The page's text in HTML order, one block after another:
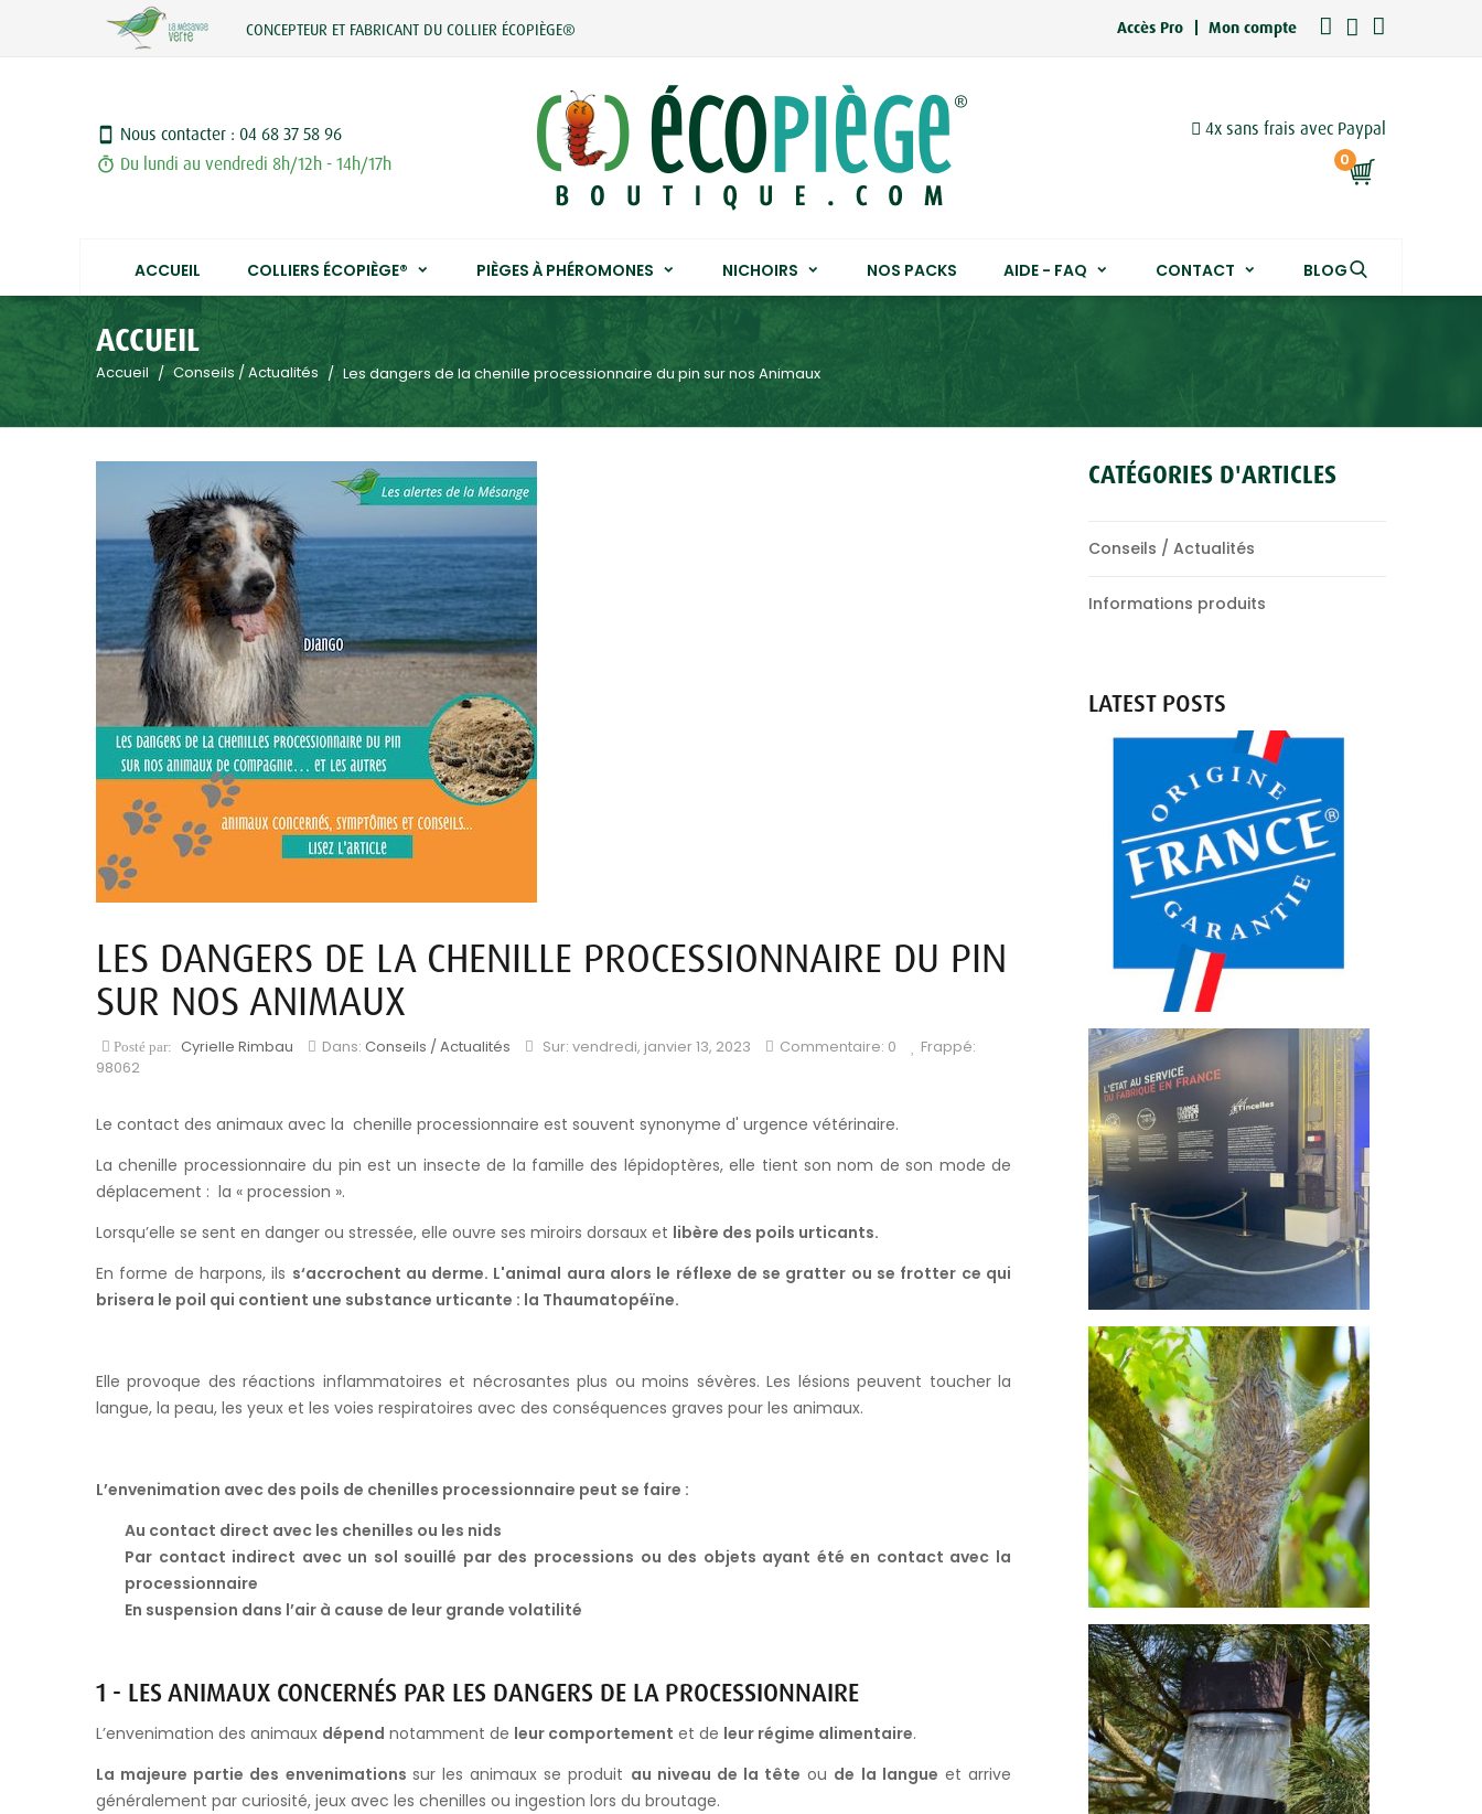
CONCEPTEUR ET FABRICANT DU COLLIER ÉCOPIÈGE® Accès Pro Mon compte
smartphone Nous contacter : 04 68 37 58 96
timer Du lundi au vendredi 8h/12h - 14h/17h
4x sans frais avec Paypal
0
ACCUEIL COLLIERS ÉCOPIÈGE® PIÈGES À PHÉROMONES NICHOIRS NOS PACKS AIDE - FAQ CONTACT BLOG
ACCUEIL
Accueil Conseils / Actualités Les dangers de la chenille processionnaire du pin sur nos Animaux
LES DANGERS DE LA CHENILLE PROCESSIONNAIRE DU PIN
SUR NOS ANIMAUX
Posté par: Cyrielle Rimbau Dans: Conseils / Actualités Sur: vendredi, janvier13, 2023 Commentaire: 0
Frappé:
98062
Le contact des animaux avec la chenille processionnaire est souvent synonyme d' urgence vétérinaire.
La chenille processionnaire du pin est un insecte de la famille des lépidoptères, elle tient son nom de son mode de
déplacement : la « procession ».
Lorsqu’elle se sent en danger ou stressée, elle ouvre ses miroirs dorsaux et libère des poils urticants.
En forme de harpons, ils s‘accrochent au derme. L'animal aura alors le réflexe de se gratter ou se frotter ce qui
brisera le poil qui contient une substance urticante : la Thaumatopéïne.
Elle provoque des réactions inflammatoires et nécrosantes plus ou moins sévères. Les lésions peuvent toucher la
langue, la peau, les yeux et les voies respiratoires avec des conséquences graves pour les animaux.
L’envenimation avec des poils de chenilles processionnaire peut se faire :
Au contact direct avec les chenilles ou les nids
Par contact indirect avec un sol souillé par des processions ou des objets ayant été en contact avec la
processionnaire
En suspension dans l’air à cause de leur grande volatilité
1 - LES ANIMAUX CONCERNÉS PAR LES DANGERS DE LA PROCESSIONNAIRE
L’envenimation des animaux dépend notamment de leur comportement et de leur régime alimentaire.
La majeure partie des envenimations sur les animaux se produit au niveau de la tête ou de la langue et arrive
généralement par curiosité, jeux avec les chenilles ou ingestion lors du broutage.
CATÉGORIES D'ARTICLES
Conseils / Actualités
Informations produits
LATEST POSTS